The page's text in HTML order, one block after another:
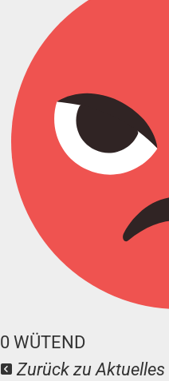
0 WÜTEND
Zurück zu Aktuelles